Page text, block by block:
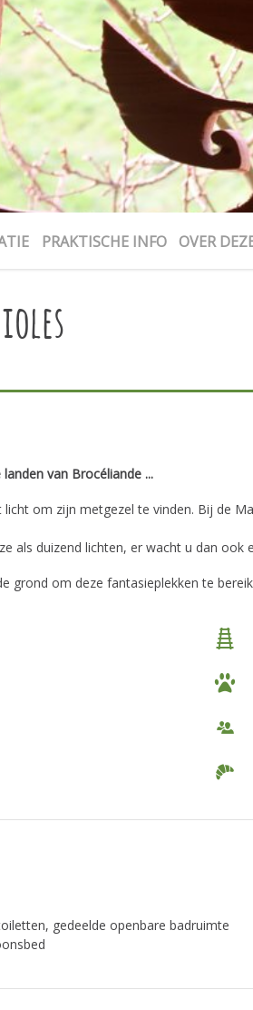
PRAKTISCHE INFO OVER
van Brocéliande ...
om zijn metgezel te vinden. Bij de
als duizend lichten, er wacht u dan ook
grond om deze fantasieplekken te
gedeelde openbare badruimte